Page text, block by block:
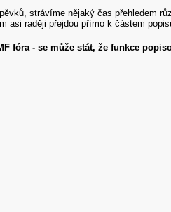
strávíme nějaký čas přehledem
asi raději přejdou přímo k částem
fóra - se může stát, že funkce